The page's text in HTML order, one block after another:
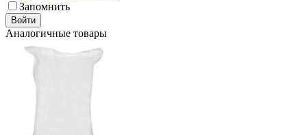
Запомнить
Войти
Аналогичные товары